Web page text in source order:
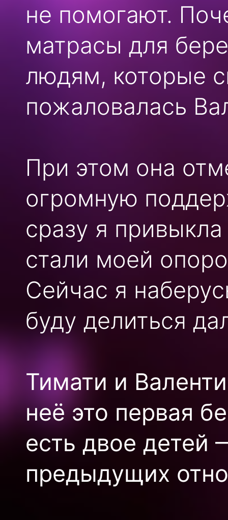
не помогают.
матрасы для
людям, которые
пожаловалась
При этом она
огромную
сразу я
стали моей
Сейчас я
буду делиться
Тимати и
неё это первая
есть двое
предыдущих